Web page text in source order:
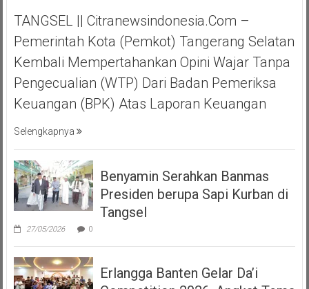
TANGSEL || Citranewsindonesia.com –
Pemerintah Kota (Pemkot) Tangerang Selatan
Kembali Mempertahankan Opini Wajar Tanpa
Pengecualian (WTP) Dari Badan Pemeriksa
Keuangan (BPK) Atas Laporan Keuangan
Selengkapnya
Benyamin Serahkan Banmas
Presiden berupa Sapi Kurban di
Tangsel
27/05/2026 0
Erlangga Banten Gelar Da’i